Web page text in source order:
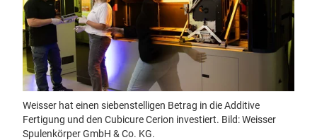
Weisser hat einen siebenstelligen Betrag in die Additive
Fertigung und den Cubicure Cerion investiert. Bild: Weisser
Spulenkörper GmbH & Co. KG.